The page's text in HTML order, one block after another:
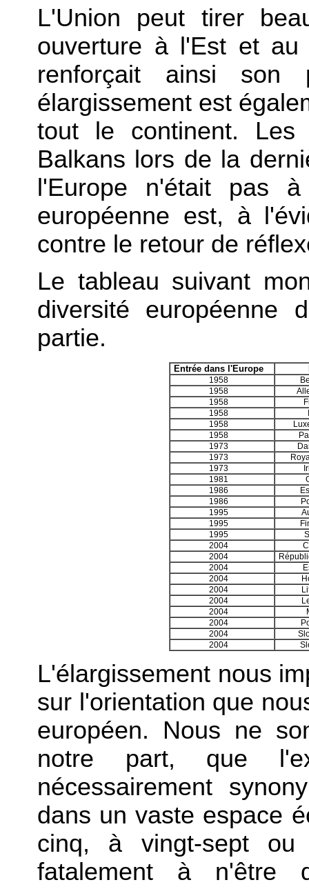
L'Union peut tirer
ouverture à l'Est et
renforçait ainsi son
élargissement est
tout le continent.
Balkans lors de la
l'Europe n'était pas
européenne est, à
contre le retour de
Le tableau suivant
diversité européenne
partie.
Entrée dans l'Europe
1958
1958
1958
1958
1958
1958
1973
1973
1973
1981
1986
1986
1995
1995
1995
2004
2004
2004
2004
2004
2004
2004
2004
2004
2004
L'élargissement nous
sur l'orientation que
européen. Nous ne
notre part, que
nécessairement
dans un vaste espace
cinq, à vingt-sept
fatalement à n'être